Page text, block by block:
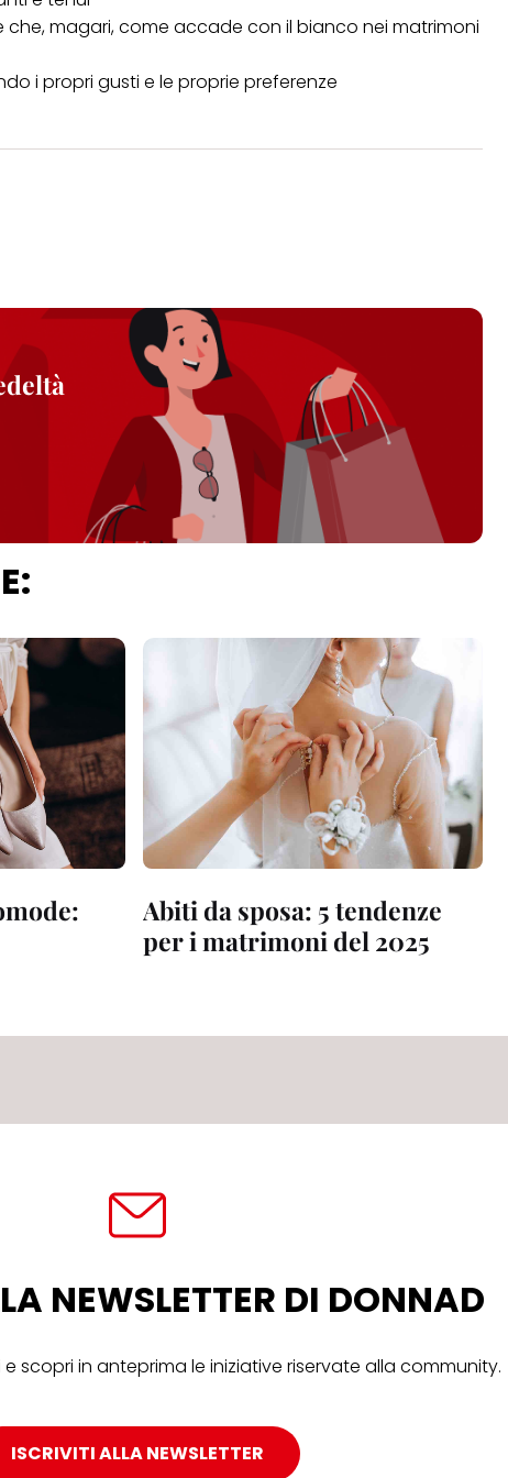
magari, come accade con il bianco nei matrimoni
i propri gusti e le proprie preferenze
Abiti da sposa: 5 tendenze
per i matrimoni del 2025
NEWSLETTER DI DONNAD
scopri in anteprima le iniziative riservate alla community.
ISCRIVITI ALLA NEWSLETTER